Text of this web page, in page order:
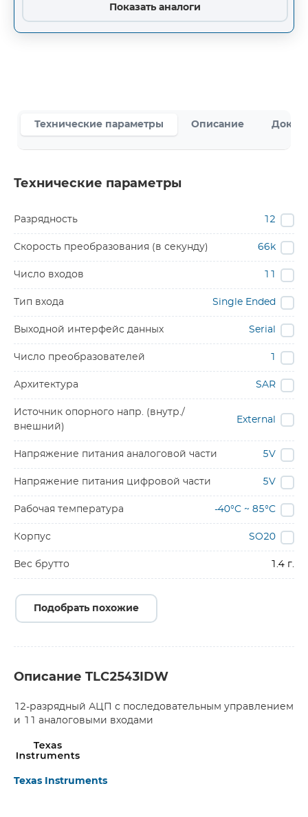
Показать аналоги
Технические параметры Описание
Технические параметры
Разрядность 12
Скорость преобразования (в секунду) 66k
Число входов
Тип входа Single Ended
Выходной интерфейс данных Serial
Число преобразователей
Архитектура SAR
Источник опорного напр. (внутр./
внешний)
External
Напряжение питания аналоговой части 5V
Напряжение питания цифровой части 5V
Рабочая температура -40°C ~ 85°C
Корпус SO20
Вес брутто 1.4 г.
Подобрать похожие
Описание TLC2543IDW
12-разрядный АЦП с последовательным управлением
и 11 аналоговыми входами
Texas Instruments